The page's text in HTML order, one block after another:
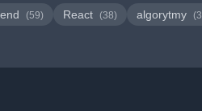
(59) React (38) algorytmy